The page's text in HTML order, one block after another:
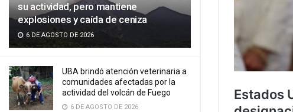
su actividad, pero mantiene
explosiones y caída de ceniza
6 DE AGOSTO DE 2026
UBA brindó atención veterinaria a
comunidades afectadas por la
actividad del volcán de Fuego
6 DE AGOSTO DE 2026